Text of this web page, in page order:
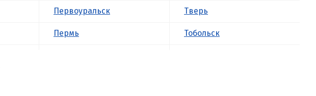
Первоуральск
Пермь
Тверь
Тобольск